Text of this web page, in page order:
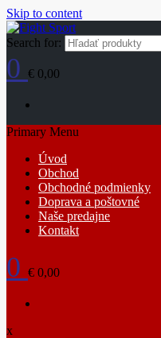
Skip to content
Search for:
0 € 0,00
Primary Menu
Úvod
Obchod
Obchodné podmienky
Doprava a poštovné
Naše predajne
Kontakt
0 € 0,00
x